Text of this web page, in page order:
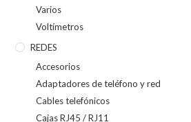
Varios
Voltímetros
REDES
Accesorios
Adaptadores de teléfono y red
Cables telefónicos
Cajas RJ45 / RJ11